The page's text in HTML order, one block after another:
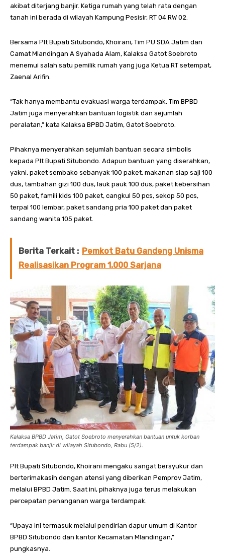
akibat diterjang banjir. Ketiga rumah yang telah rata dengan
tanah ini berada di wilayah Kampung Pesisir, RT 04 RW 02.
Bersama Plt Bupati Situbondo, Khoirani, Tim PU SDA Jatim dan
Camat Mlandingan A Syahada Alam, Kalaksa Gatot Soebroto
menemui salah satu pemilik rumah yang juga Ketua RT setempat,
Zaenal Arifin.
“Tak hanya membantu evakuasi warga terdampak. Tim BPBD
Jatim juga menyerahkan bantuan logistik dan sejumlah
peralatan,” kata Kalaksa BPBD Jatim, Gatot Soebroto.
Pihaknya menyerahkan sejumlah bantuan secara simbolis
kepada Plt Bupati Situbondo. Adapun bantuan yang diserahkan,
yakni, paket sembako sebanyak 100 paket, makanan siap saji 100
dus, tambahan gizi 100 dus, lauk pauk 100 dus, paket kebersihan
50 paket, famili kids 100 paket, cangkul 50 pcs, sekop 50 pcs,
terpal 100 lembar, paket sandang pria 100 paket dan paket
sandang wanita 105 paket.
Berita Terkait : Pemkot Batu Gandeng Unisma
Realisasikan Program 1.000 Sarjana
Kalaksa BPBD Jatim, Gatot Soebroto menyerahkan bantuan untuk korban
terdampak banjir di wilayah Situbondo, Rabu (5/2).
Plt Bupati Situbondo, Khoirani mengaku sangat bersyukur dan
berterimakasih dengan atensi yang diberikan Pemprov Jatim,
melalui BPBD Jatim. Saat ini, pihaknya juga terus melakukan
percepatan penanganan warga terdampak.
“Upaya ini termasuk melalui pendirian dapur umum di Kantor
BPBD Situbondo dan kantor Kecamatan Mlandingan,”
pungkasnya.